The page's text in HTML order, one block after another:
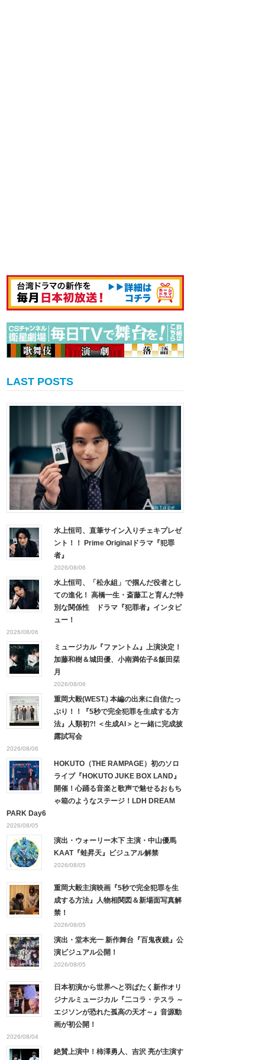
LAST POSTS
水上恒司、直筆サイン入りチェキプレゼ
ント！！ Prime Originalドラマ『犯罪
者』
2026/08/06
水上恒司、「松永組」で掴んだ役者とし
ての進化！ 高橋一生・斎藤工と育んだ特
別な関係性 ドラマ『犯罪者』インタビ
ュー！
2026/08/06
ミュージカル『ファントム』上演決定！
加藤和樹＆城田優、小南満佑子&飯田栞
月
2026/08/06
重岡大毅(WEST.) 本編の出来に自信たっ
ぷり！！『5秒で完全犯罪を生成する方
法』人類初?! ＜生成AI＞と一緒に完成披
露試写会
2026/08/06
HOKUTO（THE RAMPAGE）初のソロ
ライブ『HOKUTO JUKE BOX LAND』
開催！心踊る音楽と歌声で魅せるおもち
ゃ箱のようなステージ！LDH DREAM
PARK Day6
2026/08/05
演出・ウォーリー木下 主演・中山優馬
KAAT『蛙昇天』ビジュアル解禁
2026/08/05
重岡大毅主演映画『5秒で完全犯罪を生
成する方法』人物相関図＆新場面写真解
禁！
2026/08/05
演出・堂本光一 新作舞台『百鬼夜鏡』公
演ビジュアル公開！
2026/08/05
日本初演から世界へと羽ばたく新作オリ
ジナルミュージカル『二コラ・テスラ ～
エジソンが恐れた孤高の天才～』音源動
画が初公開！
2026/08/04
絶賛上演中！柿澤勇人、吉沢 亮が主演す